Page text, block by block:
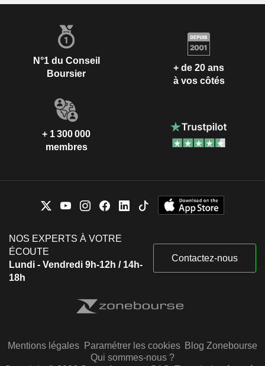
N°1 du Conseil
Boursier
+ de 20 ans
à vos côtés
+ 1 300 000
membres
NOS EXPERTS À VOTRE
ÉCOUTE
Lundi - Vendredi 9h-12h / 14h-
18h
Contactez-nous
Mentions légales Paramétrer les cookies Blog Zonebourse
Qui sommes-nous ?